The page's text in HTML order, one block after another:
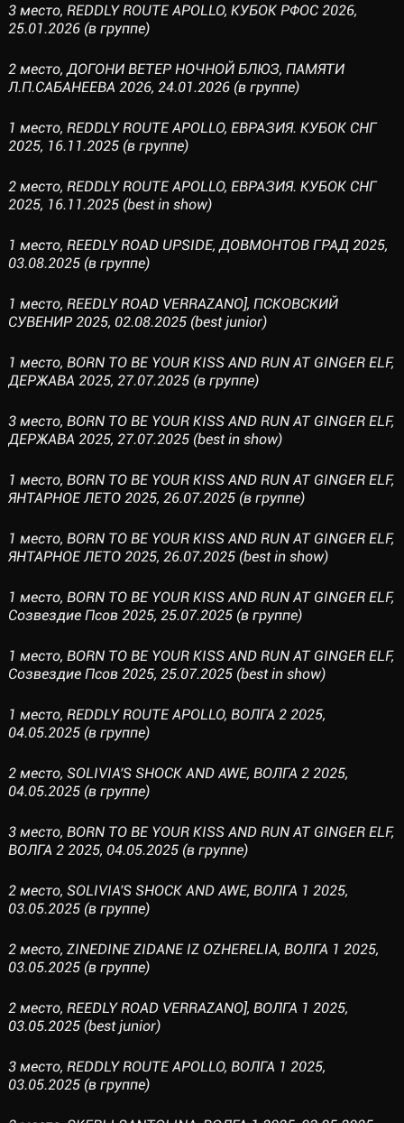
3 место, REDDLY ROUTE APOLLO, КУБОК РФОС 2026,
25.01.2026 (в группе)
2 место, ДОГОНИ ВЕТЕР НОЧНОЙ БЛЮЗ, ПАМЯТИ
Л.П.САБАНЕЕВА 2026, 24.01.2026 (в группе)
1 место, REDDLY ROUTE APOLLO, ЕВРАЗИЯ. КУБОК СНГ
2025, 16.11.2025 (в группе)
2 место, REDDLY ROUTE APOLLO, ЕВРАЗИЯ. КУБОК СНГ
2025, 16.11.2025 (best in show)
1 место, REEDLY ROAD UPSIDE, ДОВМОНТОВ ГРАД 2025,
03.08.2025 (в группе)
1 место, REEDLY ROAD VERRAZANO], ПСКОВСКИЙ
СУВЕНИР 2025, 02.08.2025 (best junior)
1 место, BORN TO BE YOUR KISS AND RUN AT GINGER ELF,
ДЕРЖАВА 2025, 27.07.2025 (в группе)
3 место, BORN TO BE YOUR KISS AND RUN AT GINGER ELF,
ДЕРЖАВА 2025, 27.07.2025 (best in show)
1 место, BORN TO BE YOUR KISS AND RUN AT GINGER ELF,
ЯНТАРНОЕ ЛЕТО 2025, 26.07.2025 (в группе)
1 место, BORN TO BE YOUR KISS AND RUN AT GINGER ELF,
ЯНТАРНОЕ ЛЕТО 2025, 26.07.2025 (best in show)
1 место, BORN TO BE YOUR KISS AND RUN AT GINGER ELF,
Созвездие Псов 2025, 25.07.2025 (в группе)
1 место, BORN TO BE YOUR KISS AND RUN AT GINGER ELF,
Созвездие Псов 2025, 25.07.2025 (best in show)
1 место, REDDLY ROUTE APOLLO, ВОЛГА 2 2025,
04.05.2025 (в группе)
2 место, SOLIVIA'S SHOCK AND AWE, ВОЛГА 2 2025,
04.05.2025 (в группе)
3 место, BORN TO BE YOUR KISS AND RUN AT GINGER ELF,
ВОЛГА 2 2025, 04.05.2025 (в группе)
2 место, SOLIVIA'S SHOCK AND AWE, ВОЛГА 1 2025,
03.05.2025 (в группе)
2 место, ZINEDINE ZIDANE IZ OZHERELIA, ВОЛГА 1 2025,
03.05.2025 (в группе)
2 место, REEDLY ROAD VERRAZANO], ВОЛГА 1 2025,
03.05.2025 (best junior)
3 место, REDDLY ROUTE APOLLO, ВОЛГА 1 2025,
03.05.2025 (в группе)